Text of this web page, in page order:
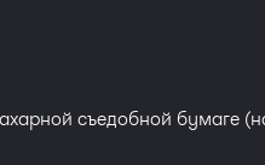
съедобной бумаге